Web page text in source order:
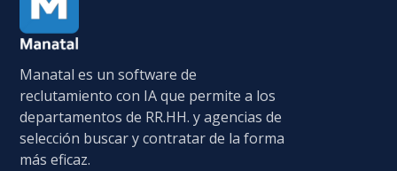
Manatal es un software de
reclutamiento con IA que permite a los
departamentos de RR.HH. y agencias de
selección buscar y contratar de la forma
más eficaz.